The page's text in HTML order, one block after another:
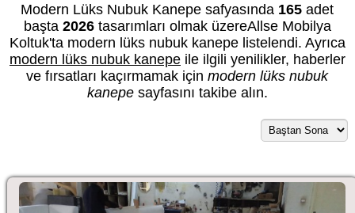
Modern Lüks Nubuk Kanepe safyasında 165 adet
başta 2026tasarımları olmak üzereAllse Mobilya
Koltuk'ta modern lüks nubuk kanepe listelendi. Ayrıca
modern lüks nubuk kanepeile ilgili yenilikler, haberler
ve fırsatları kaçırmamak içinmodern lüks nubuk
kanepesayfasını takibe alın.